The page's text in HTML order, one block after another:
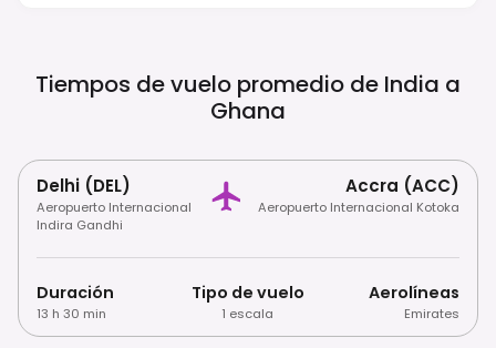
Tiempos de vuelo promedio de India a
Ghana
Delhi (DEL)
Aeropuerto Internacional
Indira Gandhi
Accra (ACC)
Aeropuerto Internacional Kotoka
Duración
13 h 30 min
Tipo de vuelo
1 escala
Aerolíneas
Emirates